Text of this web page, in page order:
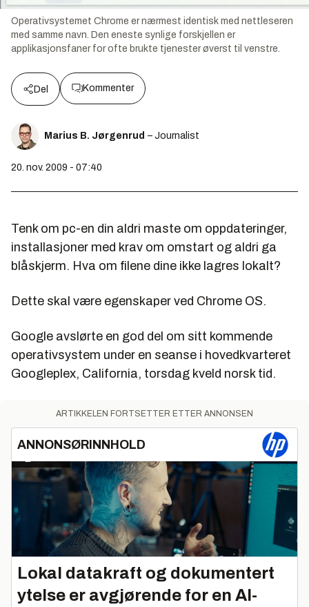
Operativsystemet Chrome er nærmest identisk med nettleseren
med samme navn. Den eneste synlige forskjellen er
applikasjonsfaner for ofte brukte tjenester øverst til venstre.
Del Kommenter
Marius B. Jørgenrud – Journalist
20. nov. 2009 - 07:40
Tenk om pc-en din aldri maste om oppdateringer,
installasjoner med krav om omstart og aldri ga
blåskjerm. Hva om filene dine ikke lagres lokalt?
Dette skal være egenskaper ved Chrome OS.
Google avslørte en god del om sitt kommende
operativsystem under en seanse i hovedkvarteret
Googleplex, California, torsdag kveld norsk tid.
ARTIKKELEN FORTSETTER ETTER ANNONSEN
ANNONSØRINNHOLD
Lokal datakraft og dokumentert
ytelse er avgjørende for en AI-